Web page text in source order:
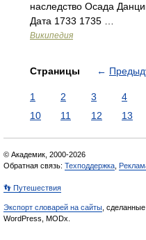
наследство Осада
Дата 1733 1735 …
Википедия
Страницы ←
1 2 3 4
10
11 12 13
© Академик, 2000-2026
Обратная связь: Техподдержка
👣 Путешествия
Экспорт словарей на сайты ,
WordPress, MODx.